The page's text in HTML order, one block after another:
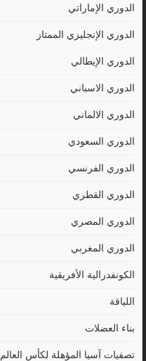
الدوري الإماراتي
الدوري الإنجليزي الممتاز
الدوري الإيطالي
الدوري الاسباني
الدوري الالماني
الدوري السعودي
الدوري الفرنسي
الدوري القطري
الدوري المصري
الدوري المغربي
الكونفدرالية الأفريقية
اللياقة
بناء العضلات
تصفيات آسيا المؤهلة لكأس العالم